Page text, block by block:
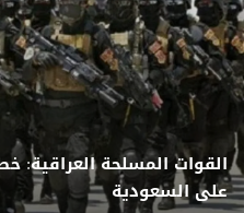
القوات المسلحة العراقية:
على السعودية